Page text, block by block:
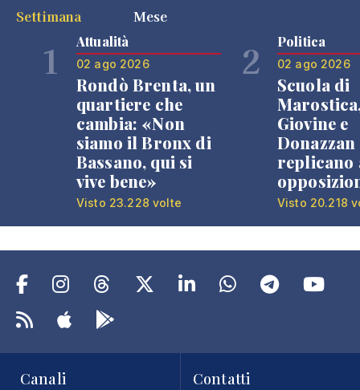
Settimana
Mese
1 Attualità
02 ago 2026
Rondò Brenta, un
quartiere che
cambia: «Non
siamo il Bronx di
Bassano, qui si
vive bene»
Visto 23.228 volte
2 Politica
02 ago 2026
Scuola di
Giovine e
Donazzan
replicano
Visto 20.218
Canali Contatti